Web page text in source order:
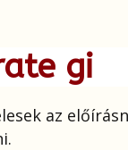
gi
az